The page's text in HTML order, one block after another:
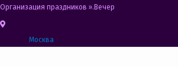
Организация праздников » Вечеринка в стиле
Москва